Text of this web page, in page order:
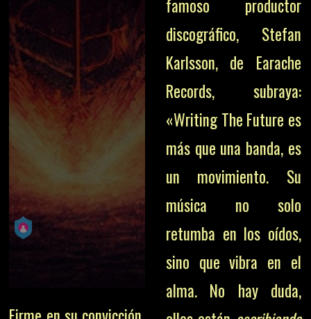
famoso productor
discográfico, Stefan
Karlsson, de Earache
Records, subraya:
«Writing The Future es
más que una banda, es
un movimiento. Su
música no solo
retumba en los oídos,
sino que vibra en el
alma. No hay duda,